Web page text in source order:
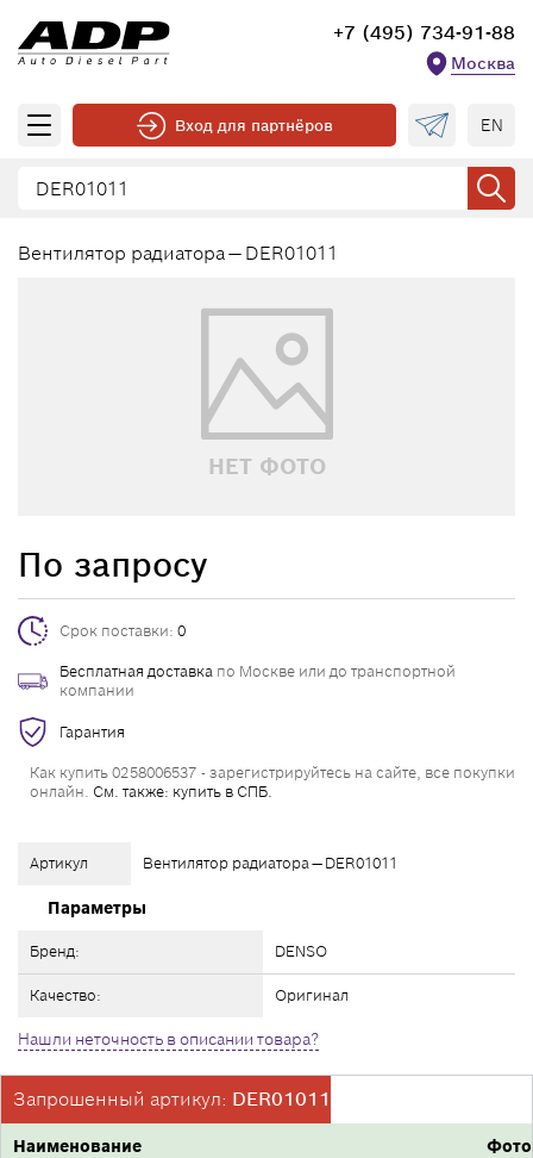
+7 (495) 734-91-88
Москва
Вход для партнёров EN
Вентилятор радиатора — DER01011
НЕТ ФОТО
Артикул Вентилятор радиатора — DER01011
Параметры
Бренд: DENSO
Качество: Оригинал
Нашли неточность в описании товара?
По запросу
Срок поставки: 0
Бесплатная доставка по Москве или до транспортной
компании
Гарантия
Как купить 0258006537 - зарегистрируйтесь на сайте, все покупки
онлайн. См. также: купить в СПБ.
Запрошенный артикул: DER01011
Фото
Наименование